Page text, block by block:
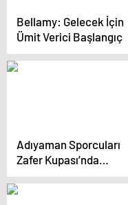
Bellamy: Gelecek İçin
Ümit Verici Başlangıç
Adıyaman Sporcuları
Zafer Kupası’nda
Madalya Kazandı